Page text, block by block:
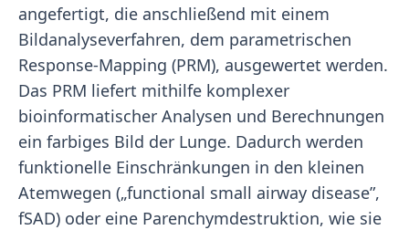
angefertigt, die anschließend mit einem
Bildanalyseverfahren, dem parametrischen
Response-Mapping (PRM), ausgewertet werden.
Das PRM liefert mithilfe komplexer
bioinformatischer Analysen und Berechnungen
ein farbiges Bild der Lunge. Dadurch werden
funktionelle Einschränkungen in den kleinen
Atemwegen („functional small airway disease”,
fSAD) oder eine Parenchymdestruktion, wie sie